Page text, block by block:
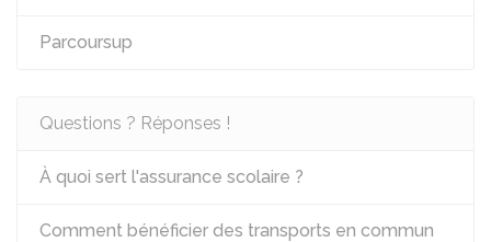
Parcoursup
Questions ? Réponses !
À quoi sert l'assurance scolaire ?
Comment bénéficier des transports en commun